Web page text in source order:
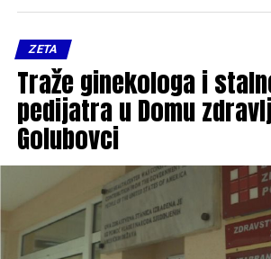
ZETA
Traže ginekologa i
pedijatra u Domu
Golubovci